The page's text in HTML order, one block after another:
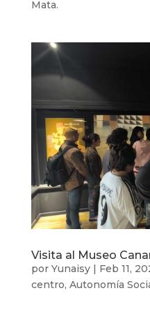
Mata.
Visita al Museo
por Yunaisy| Feb 11,
centro, Autonomía